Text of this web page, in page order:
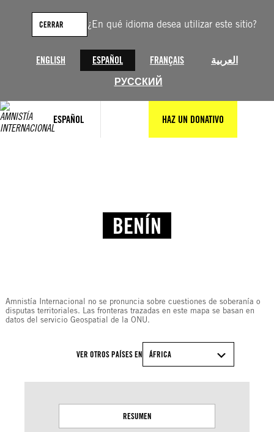
¿En qué idioma desea utilizar este sitio?
ENGLISH ESPAÑOL FRANÇAIS
العربية
РУССКИЙ
CERRAR
ESPAÑOL HAZ UN DONATIVO
BENÍN
Amnistía Internacional no se pronuncia sobre cuestiones de soberanía o
disputas territoriales. Las fronteras trazadas en este mapa se basan en
datos del servicio Geospatial de la ONU.
VER OTROS PAÍSES EN ÁFRICA
RESUMEN